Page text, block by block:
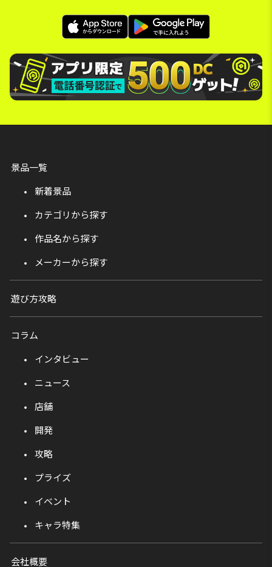
景品一覧
新着景品
カテゴリから探す
作品名から探す
メーカーから探す
遊び方攻略
コラム
インタビュー
ニュース
店舗
開発
攻略
プライズ
イベント
キャラ特集
会社概要